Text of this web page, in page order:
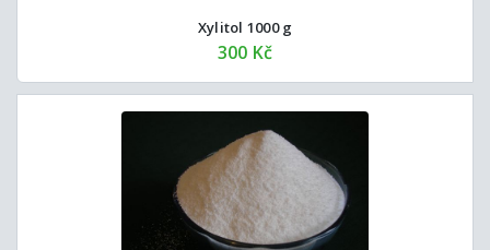
Xylitol 1000 g
300 Kč